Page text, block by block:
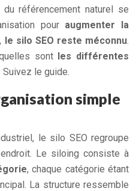
référencement naturel se
pour augmenter la
le silo SEO reste méconnu.
sont les différentes
le guide.
simple
le silo SEO regroupe
Le siloing consiste à
, chaque catégorie étant
La structure ressemble